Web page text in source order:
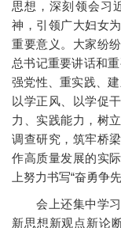
思想，深刻领会习
神，引领广大妇女
重要意义。大家纷
总书记重要讲话和
强党性、重实践、
以学正风、以学促
力、实践能力，树
调查研究，筑牢桥
作高质量发展的实
上努力书写“奋勇争
会上还集中学习
新思想新观点新论